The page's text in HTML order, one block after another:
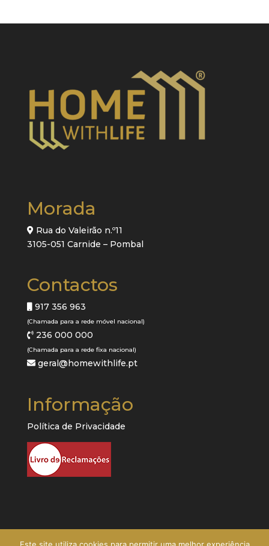
Morada
Rua do Valeirão n.º11
3105-051 Carnide – Pombal
Contactos
917 356 963
(Chamada para a rede móvel nacional)
236 000 000
(Chamada para a rede fixa nacional)
geral@homewithlife.pt
Informação
Política de Privacidade